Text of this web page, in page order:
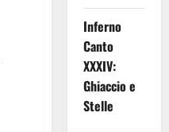
Inferno
Canto
XXXIV:
Ghiaccio e
Stelle